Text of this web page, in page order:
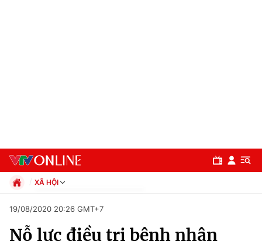
XÃ HỘI
Xã hội
Pháp luật
19/08/2020 20:26 GMT+7
Nỗ lực điều trị bệnh nhân